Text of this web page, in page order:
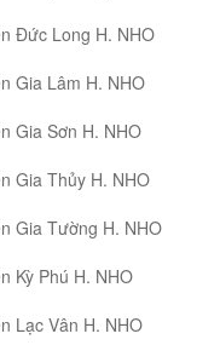
Đức Long H. NHO
Gia Lâm H. NHO
Gia Sơn H. NHO
Gia Thủy H. NHO
Gia Tường H. NHO
Kỳ Phú H. NHO
Lạc Vân H. NHO